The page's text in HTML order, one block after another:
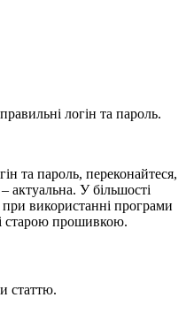
логін та пароль.
та пароль, переконайтеся,
У більшості
використанні програми
старою прошивкою.
статтю.